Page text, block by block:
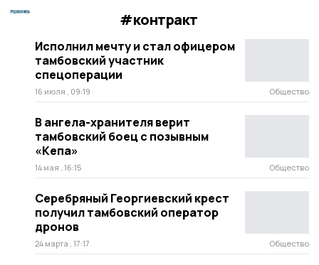
#контракт
Исполнил мечту и стал офицером
тамбовский участник
спецоперации
16 июля , 09:19 Общество
В ангела-хранителя верит
тамбовский боец с позывным
«Кепа»
14 мая , 16:15 Общество
Серебряный Георгиевский крест
получил тамбовский оператор
дронов
24 марта , 17:17 Общество